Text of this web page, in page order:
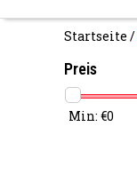
Startseite /
Preis
Min: €0